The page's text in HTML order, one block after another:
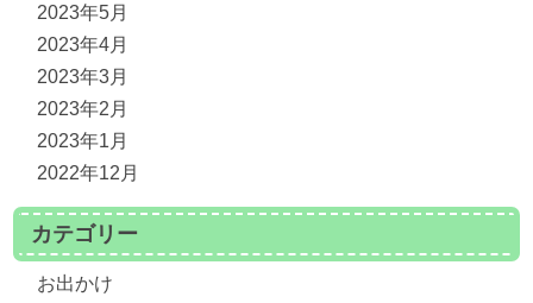
2023年5月
2023年4月
2023年3月
2023年2月
2023年1月
2022年12月
カテゴリー
お出かけ